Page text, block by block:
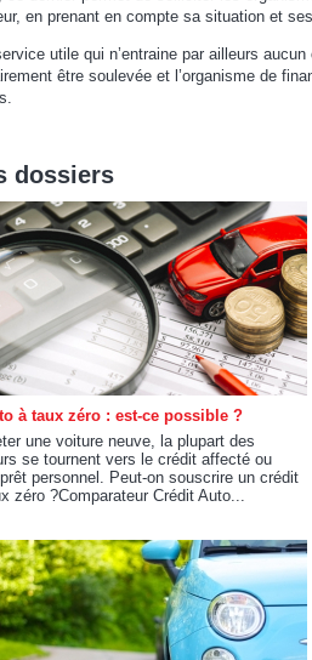
en prenant en compte sa situation et
utile qui n’entraine par ailleurs
être soulevée et l’organisme de
dossiers
à taux zéro : est-ce possible ?
une voiture neuve, la plupart des
se tournent vers le crédit affecté ou
personnel. Peut-on souscrire un crédit
zéro ?Comparateur Crédit Auto...